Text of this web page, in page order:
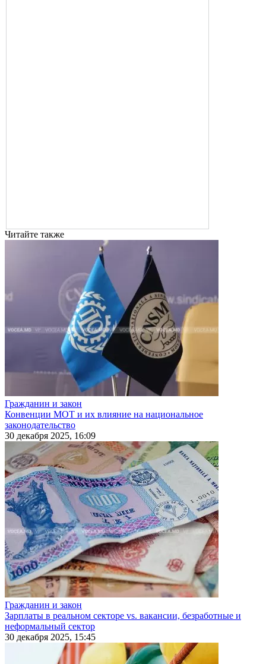
Читайте также
Гражданин и закон
Конвенции МОТ и их влияние на национальное
законодательство
30 декабря 2025, 16:09
Гражданин и закон
Зарплаты в реальном секторе vs. вакансии, безработные и
неформальный сектор
30 декабря 2025, 15:45